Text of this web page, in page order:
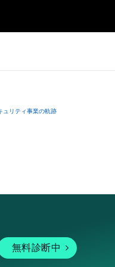
ュリティ事業の軌跡
無料診断中